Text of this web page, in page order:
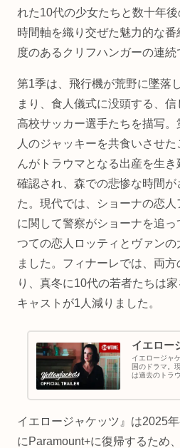
れた10代の少女たちと数十年
時間軸を織り交ぜた魅力的な
度のあるクリフハンガーの連続
第1季は、飛行機が荒野に墜落
まり、食人儀式に没頭する、
高校サッカー選手たちを描写
人のジャッキーを共食いさせ
んがトラウマとなる出産を生
確認され、森での悲惨な時間
た。現代では、ショーナの恋
に関して警察がショーナを追
つての恋人ロッティとヴァン
ました。フィナーレでは、両
り、真冬に10代の若者たちは
キャストが1人減りました。
イエロー
イエロージャ
国のドラマ。
は過去のトラ
が演じるミス
イエロージャケッツ』は2025
にParamount+に復帰するため